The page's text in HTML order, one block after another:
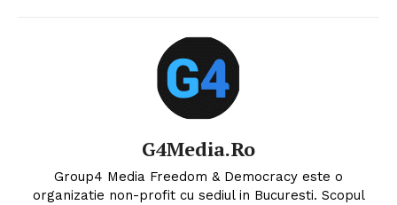
G4Media.ro
Group4 Media Freedom & Democracy este o
organizatie non-profit cu sediul in Bucuresti. Scopul